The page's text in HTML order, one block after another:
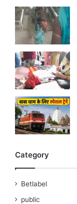
Category
Betlabel
public